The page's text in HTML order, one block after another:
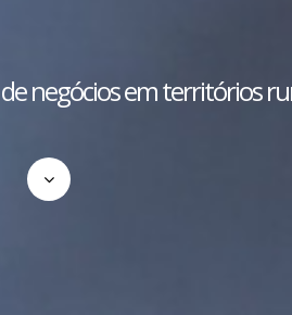
negócios em territórios